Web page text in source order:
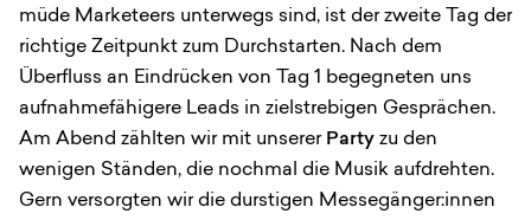
müde Marketeers unterwegs sind, ist der zweite Tag der
richtige Zeitpunkt zum Durchstarten. Nach dem
Überfluss an Eindrücken von Tag 1 begegneten uns
aufnahmefähigere Leads in zielstrebigen Gesprächen.
Am Abend zählten wir mit unserer Party zu den
wenigen Ständen, die nochmal die Musik aufdrehten.
Gern versorgten wir die durstigen Messegänger:innen